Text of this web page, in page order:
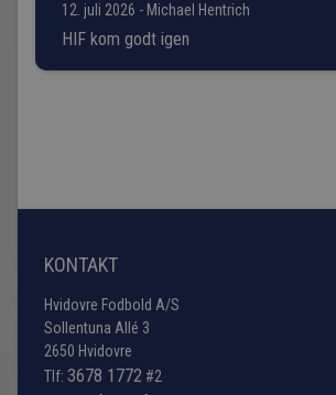
12. juli 2026 - Michael Hentrich
HIF kom godt igen
KONTAKT
Hvidovre Fodbold A/S
Sollentuna Allé 3
2650 Hvidovre
Tlf: 3678 1772 #2